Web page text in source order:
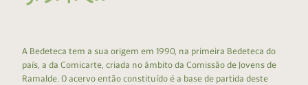
A Bedeteca tem a sua origem em 1990, na primeira Bedeteca do
país, a da Comicarte, criada no âmbito da Comissão de Jovens de
Ramalde. O acervo então constituído é a base de partida deste